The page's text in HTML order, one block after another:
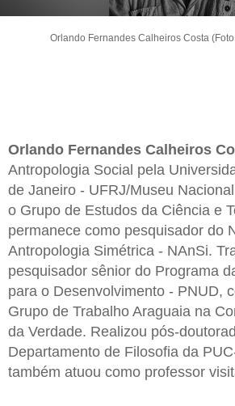
Orlando Fernandes Calheiros Costa
Orlando Fernandes Calheiros
Antropologia Social pela
de Janeiro - UFRJ/Museu
o Grupo de Estudos da Ciência e
permanece como pesquisador do
Antropologia Simétrica - NAnSi.
pesquisador sênior do Programa
para o Desenvolvimento - PNUD,
Grupo de Trabalho Araguaia na
da Verdade. Realizou pós-
Departamento de Filosofia da
também atuou como professor